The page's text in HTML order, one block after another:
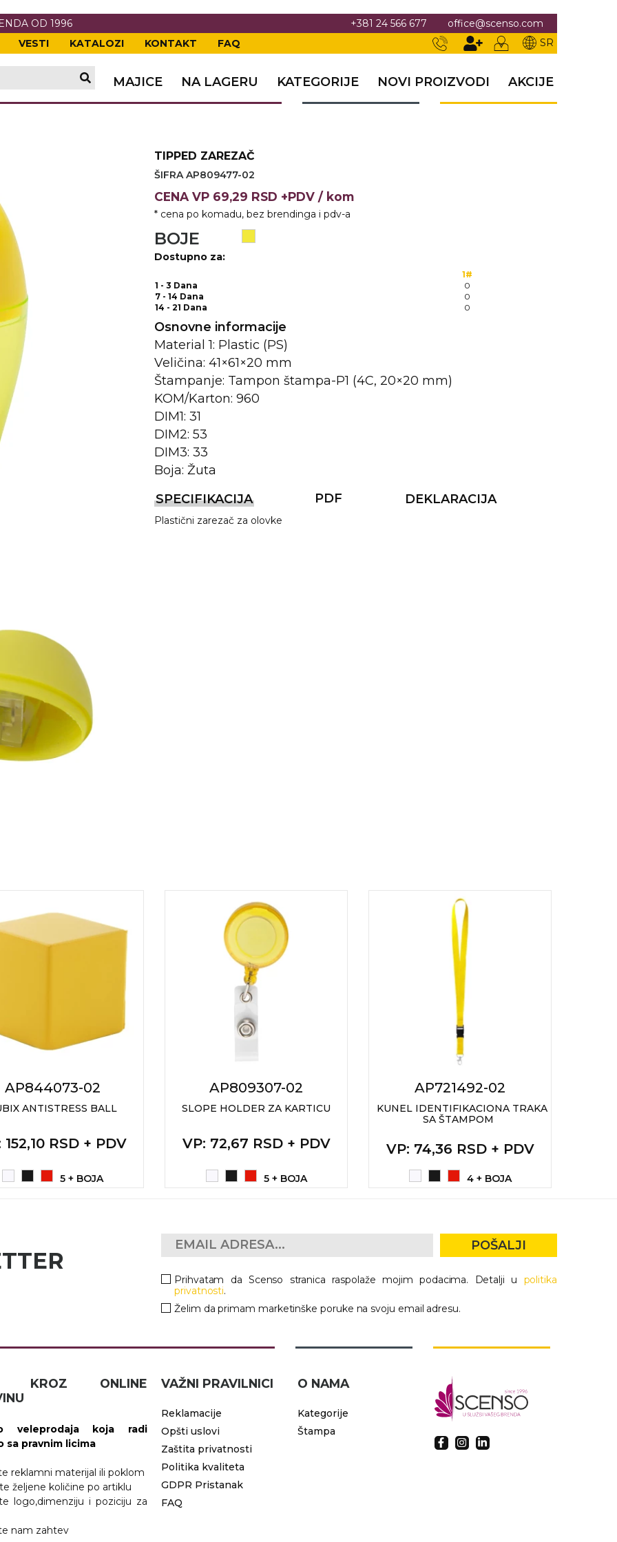
OD 1996 +381 24 566 677
office@scenso.com
VESTI KATALOZI KONTAKT FAQ SR
MAJICE NA LAGERU KATEGORIJE NOVI PROIZVODI AKCIJE
OPREMA
I PANOI
TIPPED ZAREZAČ
ŠIFRA AP809477-02
CENA VP 69,29 RSD +PDV / kom
* cena po komadu, bez brendinga i pdv-a
BOJE
Dostupno za:
1#
1 - 3 Dana
0
7 - 14 Dana
0
14 - 21 Dana
0
Osnovne informacije
Material 1: Plastic (PS)
Veličina: 41×61×20 mm
Štampanje: Tampon štampa-P1 (4C, 20×20 mm)
KOM/Karton: 960
DIM1: 31
DIM2: 53
DIM3: 33
Boja: Žuta
SPECIFIKACIJA
PDF DEKLARACIJA
Plastični zarezač za olovke
AP844073-02
ANTISTRESS BALL
152,10 RSD + PDV
5 + BOJA
AP809307-02
SLOPE HOLDER ZA KARTICU
VP: 72,67 RSD + PDV
5 + BOJA
AP721492-02
KUNEL IDENTIFIKACIONA TRAKA
SA ŠTAMPOM
VP: 74,36 RSD + PDV
4 + BOJA
POŠALJI
Prihvatam da Scenso stranica raspolaže mojim podacima. Detalji u politika
privatnosti.
Želim da primam marketinške poruke na svoju email adresu.
KROZ ONLINE
veleprodaja koja radi
sa pravnim licima
reklamni materijal ili poklom
željene količine po artiklu
logo,dimenziju i poziciju za
nam zahtev
VAŽNI PRAVILNICI
Reklamacije
Opšti uslovi
Zaštita privatnosti
Politika kvaliteta
GDPR Pristanak
FAQ
O NAMA
Kategorije
Štampa